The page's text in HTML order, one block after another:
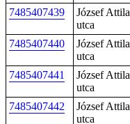
7485407439
József Attila
utca
7485407440
József Attila
utca
7485407441
József Attila
utca
7485407442
József Attila
utca